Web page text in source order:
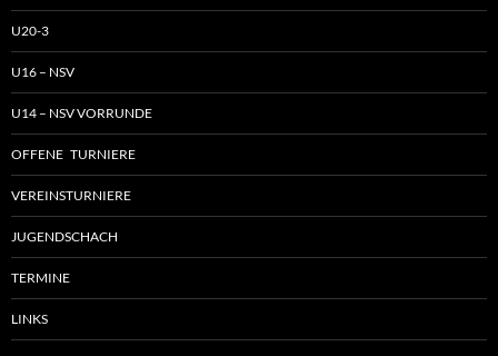
U20-3
U16 – NSV
U14 – NSV VORRUNDE
OFFENE TURNIERE
VEREINSTURNIERE
JUGENDSCHACH
TERMINE
LINKS